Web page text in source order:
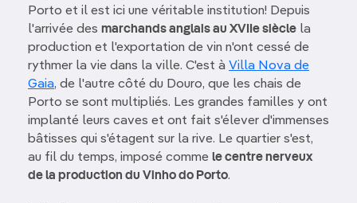
Porto et il est ici une véritable institution! Depuis
l'arrivée des marchands anglais au XVIIe siècle la
production et l'exportation de vin n'ont cessé de
rythmer la vie dans la ville. C'est à Villa Nova de
Gaia, de l'autre côté du Douro, que les chais de
Porto se sont multipliés. Les grandes familles y ont
implanté leurs caves et ont fait s'élever d'immenses
bâtisses qui s'étagent sur la rive. Le quartier s'est,
au fil du temps, imposé comme le centre nerveux
de la production du Vinho do Porto.